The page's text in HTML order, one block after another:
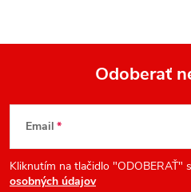
Odoberať
Email
Kliknutím na tlačidlo "ODOBERAŤ"
osobných údajov